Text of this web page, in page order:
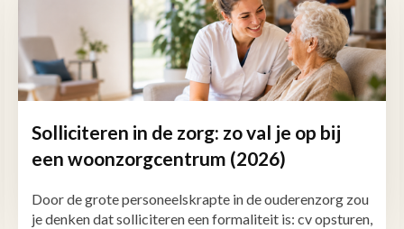
Solliciteren in de zorg: zo val je op bij
een woonzorgcentrum (2026)
Door de grote personeelskrapte in de ouderenzorg zou
je denken dat solliciteren een formaliteit is: cv opsturen,